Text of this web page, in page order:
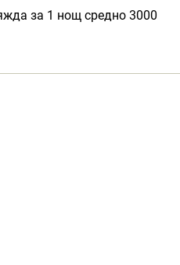
за 1 нощ средно 3000